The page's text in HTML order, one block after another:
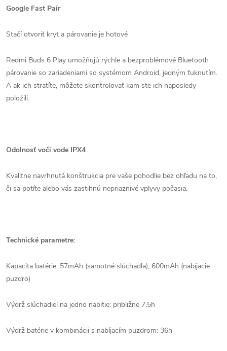
Google Fast Pair
Stačí otvoriť kryt a párovanie je hotové
Redmi Buds 6 Play umožňujú rýchle a bezproblémové Bluetooth
párovanie so zariadeniami so systémom Android, jedným ťuknutím.
A ak ich stratíte, môžete skontrolovať kam ste ich naposledy
položili.
Odolnosť voči vode IPX4
Kvalitne navrhnutá konštrukcia pre vaše pohodlie bez ohľadu na to,
či sa potíte alebo vás zastihnú nepriaznivé vplyvy počasia.
Technické parametre:
Kapacita batérie: 57mAh (samotné slúchadla), 600mAh (nabíjacie
puzdro)
Výdrž slúchadiel na jedno nabitie: približne 7.5h
Výdrž batérie v kombinácii s nabíjacím puzdrom: 36h